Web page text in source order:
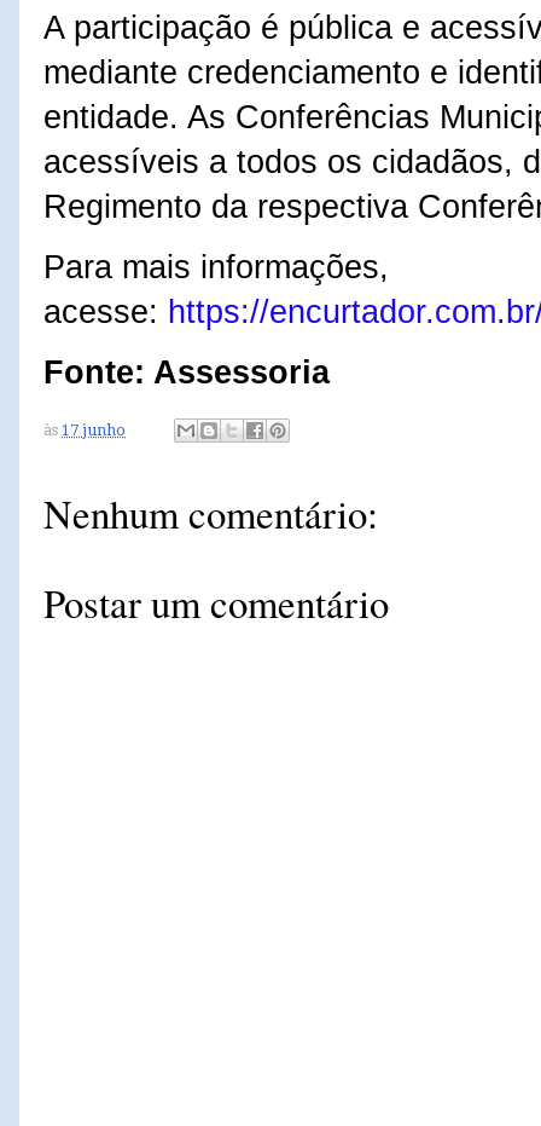
A participação é pública e
mediante credenciamento e
entidade. As Conferências
acessíveis a todos os cidadãos,
Regimento da respectiva
Para mais informações,
acesse: https://
Fonte: Assessoria
às 17 junho
Nenhum comentário:
Postar um comentário